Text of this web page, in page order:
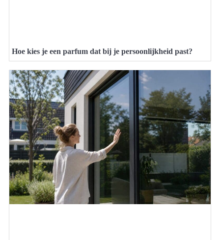
Hoe kies je een parfum dat bij je persoonlijkheid past?